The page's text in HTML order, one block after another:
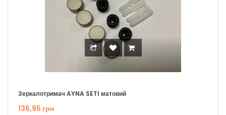
Зеркалотримач AYNA SETI матовий
136,95 грн